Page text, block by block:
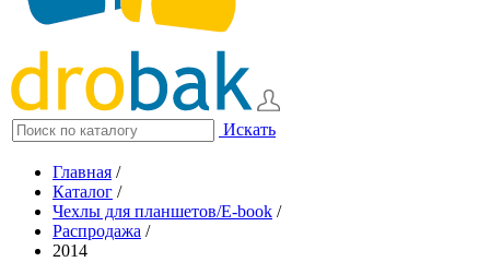
Искать
Главная /
Каталог /
Чехлы для планшетов/E-book /
Распродажа /
2014